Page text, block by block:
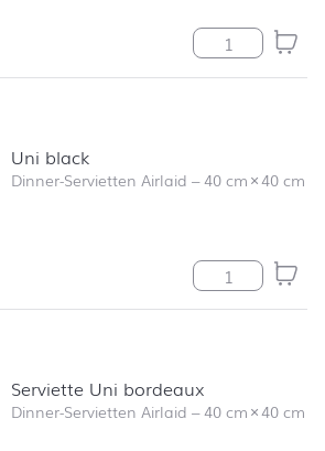
Serviette Uni
Uni black
Dinner-Servietten Airlaid –40 cm×40 cm
Uni black
Serviette Uni bordeaux
Dinner-Servietten Airlaid –40 cm×40 cm